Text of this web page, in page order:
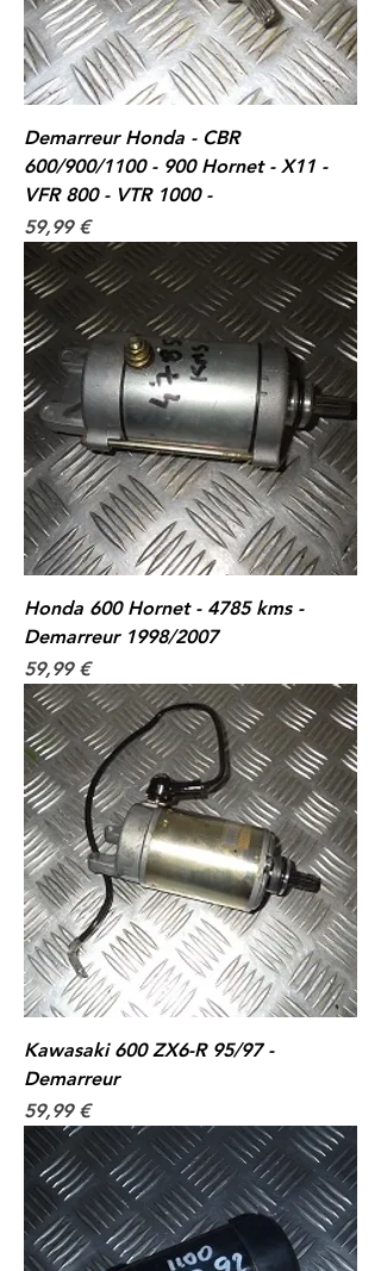
Demarreur Honda - CBR
600/900/1100 - 900 Hornet - X11 -
VFR 800 - VTR 1000 -
Prix
59,99 €
Honda 600 Hornet - 4785 kms -
Demarreur 1998/2007
Prix
59,99 €
Kawasaki 600 ZX6-R 95/97 -
Demarreur
Prix
59,99 €